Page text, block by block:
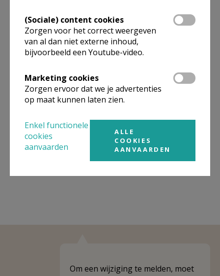
Organisatiestructuur
Niet gevonden wat je zocht? Hier vind je links naar de
gegevens van andere organisaties op het boven-,
Behoort tot
Pastorale zone Landen
Pastorale zone Landen
Om een wijziging te melden, moet
(Sociale) content cookies
Zorgen voor het correct weergeven
van al dan niet externe inhoud,
bijvoorbeeld een Youtube-video.
Marketing cookies
Zorgen ervoor dat we je advertenties
op maat kunnen laten zien.
Enkel functionele
cookies
aanvaarden
ALLE
COOKIES
AANVAARDEN